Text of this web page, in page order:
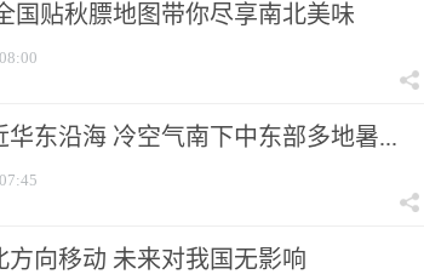
国贴秋膘地图带你尽享南北美味
08:00
华东沿海 冷空气南下中东部多地暑...
07:45
方向移动 未来对我国无影响